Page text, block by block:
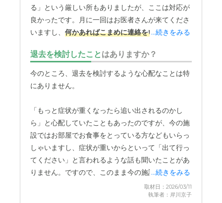
近隣環境や交通アクセスについて
スーパー、郵便局など生活に困る事はなさそうですが、中
心部からかなり離れていてアクセス的にはどうかなという
かんじです。
料金費用について
入居時に立ち会っただけで、詳しくはわかりませんが、
る」という厳しい所もありましたが、ここは対応が
良かったです。月に一回はお医者さんが来てくださ
いますし、 何かあればこまめに連絡をいただけま
ってあげてください」と教えてくださるので、安心
です。入れ歯の洗浄剤や洗剤がなくなったといった
日常の細かなことも、すぐに知らせてくださいま
際に救急車を呼んでくださり、入院してペースメー
カーを入れる手術をしたのですが、退院後もまたこ
ちらの施設で快く受け入れていただけました。
スタッフの皆さんは本当に親切で、普段は食堂で食
事をとりますが、具合が悪い時はお部屋までご飯を
のも良かったです。
...続きをみる
退去を検討したことはありますか？
今のところ、退去を検討するような心配なことは特
にありません。
「もっと症状が重くなったら追い出されるのかし
ら」と心配していたこともあったのですが、今の施
設ではお部屋でお食事をとっている方などもいらっ
しゃいますし、症状が重いからといって「出て行っ
てください」と言われるような話も聞いたことがあ
りません。ですので、このまま今の施設に置いてい
...続きをみる
取材日：2026/03/11
執筆者：岸川京子